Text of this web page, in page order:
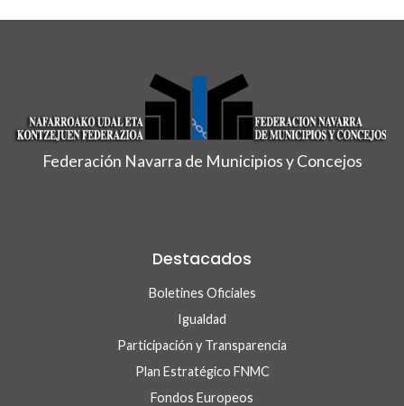
Federación Navarra de Municipios y Concejos
Destacados
Boletines Oficiales
Igualdad
Participación y Transparencia
Plan Estratégico FNMC
Fondos Europeos